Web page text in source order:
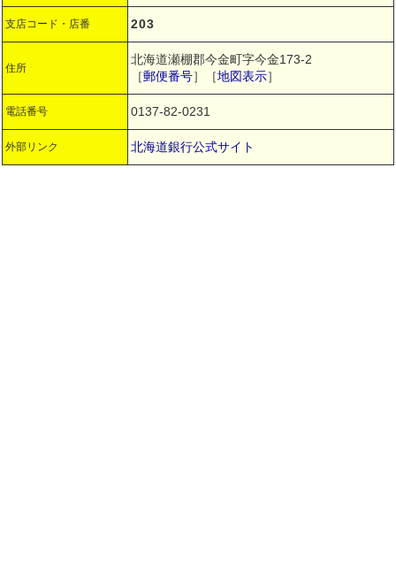
支店コード・店番 203
住所
北海道瀬棚郡今金町字今金173-2
［郵便番号］［地図表示］
電話番号 0137-82-0231
外部リンク 北海道銀行公式サイト